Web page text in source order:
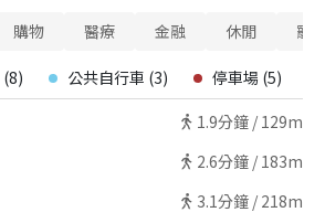
購物 醫療 金融 休閒 寵
(8) 公共自行車 (3) 停車場 (5)
1.9分鐘 / 129m
2.6分鐘 / 183m
3.1分鐘 / 218m